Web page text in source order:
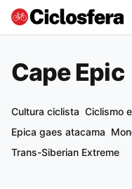
Cape Epic
Cultura ciclista Ciclismo
Epica gaes atacama
Trans-Siberian Extreme